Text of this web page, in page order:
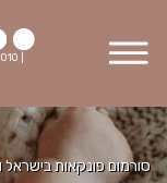
|
סורמום פונקאות בישראל